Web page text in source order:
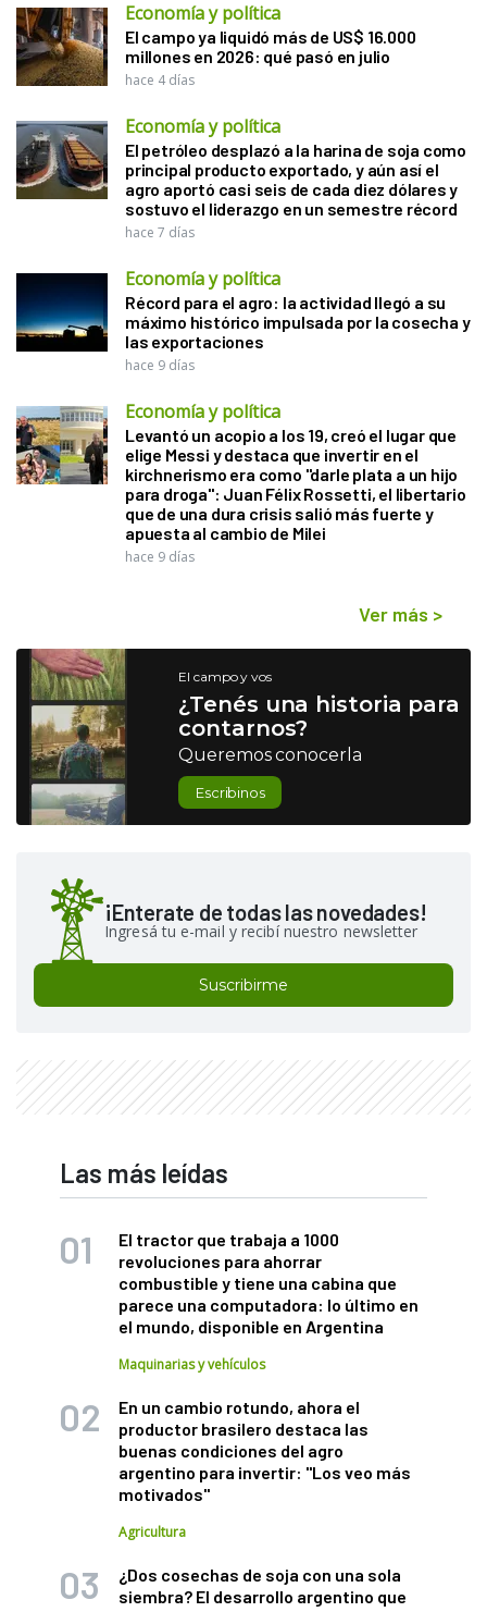
Economía y política
El campo ya liquidó más de US$ 16.000
millones en 2026: qué pasó en julio
hace 4 días
Economía y política
El petróleo desplazó a la harina de soja como
principal producto exportado, y aún así el
agro aportó casi seis de cada diez dólares y
sostuvo el liderazgo en un semestre récord
hace 7 días
Economía y política
Récord para el agro: la actividad llegó a su
máximo histórico impulsada por la cosecha y
las exportaciones
hace 9 días
Economía y política
Levantó un acopio a los 19, creó el lugar que
elige Messi y destaca que invertir en el
kirchnerismo era como "darle plata a un hijo
para droga": Juan Félix Rossetti, el libertario
que de una dura crisis salió más fuerte y
apuesta al cambio de Milei
hace 9 días
Ver más >
El campo y vos
¿Tenés una historia para
contarnos?
Queremos conocerla
Escribinos
¡Enterate de todas las novedades!
Ingresá tu e-mail y recibí nuestro newsletter
Suscribirme
Las más leídas
El tractor que trabaja a 1000
revoluciones para ahorrar
combustible y tiene una cabina que
parece una computadora: lo último en
el mundo, disponible en Argentina
Maquinarias y vehículos
En un cambio rotundo, ahora el
productor brasilero destaca las
buenas condiciones del agro
argentino para invertir: "Los veo más
motivados"
Agricultura
¿Dos cosechas de soja con una sola
siembra? El desarrollo argentino que